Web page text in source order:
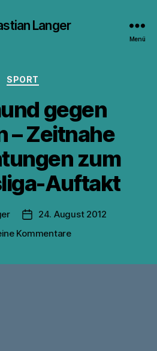
Langer
Menü
Kategorien
SPORT
gegen
– Zeitnahe
zum
Auftakt
Veröffentlichungsdatum
24. August 2012
Kommentarezu